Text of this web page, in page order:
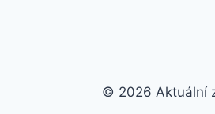
© 2026 Aktuální